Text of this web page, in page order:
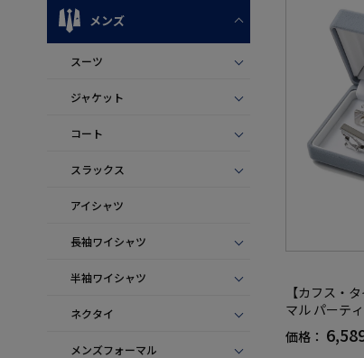
メンズ
スーツ
ジャケット
コート
スラックス
アイシャツ
長袖ワイシャツ
半袖ワイシャツ
ネクタイ
メンズフォーマル
【カフス・
マル パーテ
価格：